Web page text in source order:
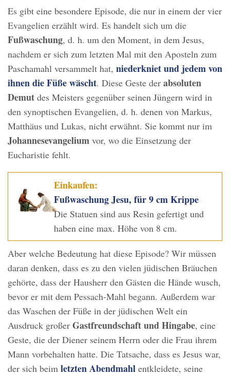
Es gibt eine besondere Episode, die nur in einem der vier
Evangelien erzählt wird. Es handelt sich um die
Fußwaschung, d. h. um den Moment, in dem Jesus,
nachdem er sich zum letzten Mal mit den Aposteln zum
Paschamahl versammelt hat, niederkniet und jedem von
ihnen die Füße wäscht. Diese Geste der absoluten
Demut des Meisters gegenüber seinen Jüngern wird in
den synoptischen Evangelien, d. h. denen von Markus,
Matthäus und Lukas, nicht erwähnt. Sie kommt nur im
Johannesevangelium vor, wo die Einsetzung der
Eucharistie fehlt.
Einkaufen:
Fußwaschung Jesu, für 9 cm Krippe
Die Statuen sind aus Resin gefertigt und
haben eine max. Höhe von 8 cm.
Aber welche Bedeutung hat diese Episode? Wir müssen
daran denken, dass es zu den vielen jüdischen Bräuchen
gehörte, dass der Hausherr den Gästen die Hände wusch,
bevor er mit dem Pessach-Mahl begann. Außerdem war
das Waschen der Füße in der jüdischen Welt ein
Ausdruck großer Gastfreundschaft und Hingabe, eine
Geste, die der Diener seinem Herrn oder die Frau ihrem
Mann vorbehalten hatte. Die Tatsache, dass es Jesus war,
der sich beim letzten Abendmahl entkleidete, seine